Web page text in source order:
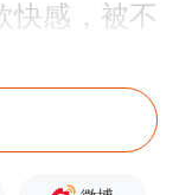
快感，被不
；愈美制
会引发幻
成瘾。更